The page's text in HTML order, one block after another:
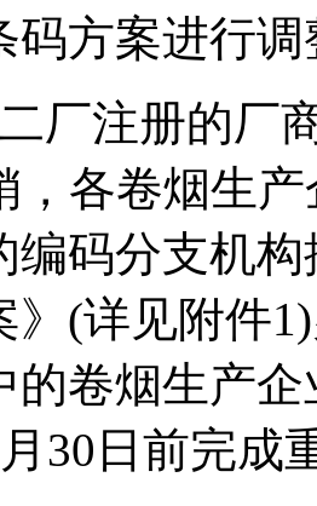
码方案进行
厂注册的厂
，各卷烟生
编码分支机
》(详见附件
的卷烟生产
30日前完成